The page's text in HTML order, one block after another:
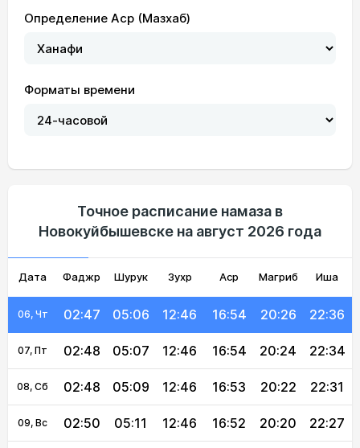
Определение Аср (Мазхаб)
Форматы времени
Точное расписание намаза в
Новокуйбышевске на август 2026 года
Дата Фаджр Шурук Зухр Аср Магриб Иша
02, Вс 02:44 04:59 12:47 16:58 20:33 22:40
02:45 05:01 12:47 16:57 20:32
02:46 16:56 22:38
05, Ср 02:46 05:04 12:46 16:55 20:28 22:37
06, Чт 02:47 05:06 12:46 16:54 20:26 22:36
07, Пт 02:48 05:07 12:46 16:54 20:24 22:34
08, Сб 02:48 05:09 12:46 16:53 20:22 22:31
09, Вс 02:50 05:11 12:46 16:52 20:20 22:27